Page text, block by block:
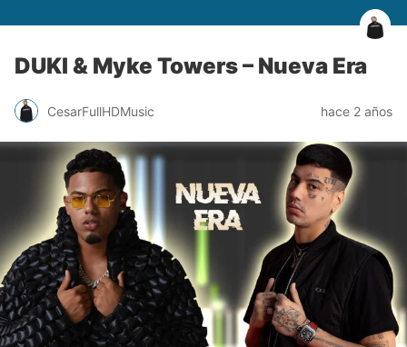
DUKI & Myke Towers – Nueva Era
CesarFullHDMusic hace 2 años